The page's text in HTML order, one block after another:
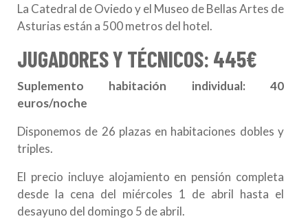
La Catedral de Oviedo y el Museo de Bellas Artes de
Asturias están a 500 metros del hotel.
JUGADORES Y TÉCNICOS: 445€
Suplemento habitación individual: 40
euros/noche
Disponemos de 26 plazas en habitaciones dobles y
triples.
El precio incluye alojamiento en pensión completa
desde la cena del miércoles 1 de abril hasta el
desayuno del domingo 5 de abril.